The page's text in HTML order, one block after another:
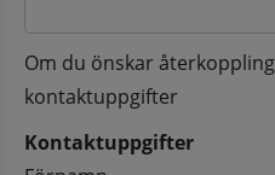
Om du önskar
kontaktuppgifter
Kontaktuppgifter